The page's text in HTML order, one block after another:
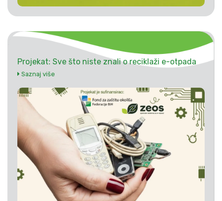
Projekat: Sve što niste znali o reciklaži e-otpada
Saznaj više